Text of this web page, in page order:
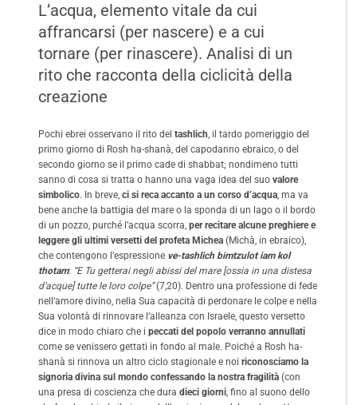
L’acqua, elemento vitale da cui
affrancarsi (per nascere) e a cui
tornare (per rinascere). Analisi di un
rito che racconta della ciclicità della
creazione
Pochi ebrei osservano il rito del tashlich , il tardo pomeriggio del
primo giorno di Rosh ha-shanà, del capodanno ebraico, o del
secondo giorno se il primo cade di shabbat; nondimeno tutti
sanno di cosa si tratta o hanno una vaga idea del suo valore
simbolico. In breve, ci si reca accanto a un corso d’acqua , ma va
bene anche la battigia del mare o la sponda di un lago o il bordo
di un pozzo, purché l’acqua scorra, per recitare alcune preghiere e
leggere gli ultimi versetti del profeta Michea (Michà, in ebraico),
che contengono l’espressione ve-tashlich bimtzulot iam kol
thotam: “E Tu getterai negli abissi del mare [ossia in una distesa
d’acque] tutte le loro colpe”(7,20). Dentro una professione di fede
nell’amore divino, nella Sua capacità di perdonare le colpe e nella
Sua volontà di rinnovare l’alleanza con Israele, questo versetto
dice in modo chiaro che i peccati del popolo verranno annullati
come se venissero gettati in fondo al male. Poiché a Rosh ha-
shanà si rinnova un altro ciclo stagionale e noi riconosciamo la
signoria divina sul mondo confessando la nostra fragilità (con
una presa di coscienza che dura dieci giorni , fino al suono dello